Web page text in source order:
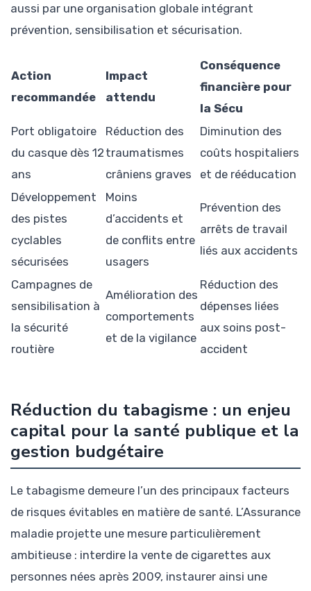
aussi par une organisation globale intégrant
prévention, sensibilisation et sécurisation.
Action
recommandée
Impact
attendu
Conséquence
financière pour
la Sécu
Port obligatoire
du casque dès 12
ans
Réduction des
traumatismes
crâniens graves
Diminution des
coûts hospitaliers
et de rééducation
Développement
des pistes
cyclables
sécurisées
Moins
d’accidents et
de conflits entre
usagers
Prévention des
arrêts de travail
liés aux accidents
Campagnes de
sensibilisation à
la sécurité
routière
Amélioration des
comportements
et de la vigilance
Réduction des
dépenses liées
aux soins post-
accident
Réduction du tabagisme : un enjeu
capital pour la santé publique et la
gestion budgétaire
Le tabagisme demeure l’un des principaux facteurs
de risques évitables en matière de santé. L’Assurance
maladie projette une mesure particulièrement
ambitieuse : interdire la vente de cigarettes aux
personnes nées après 2009, instaurer ainsi une